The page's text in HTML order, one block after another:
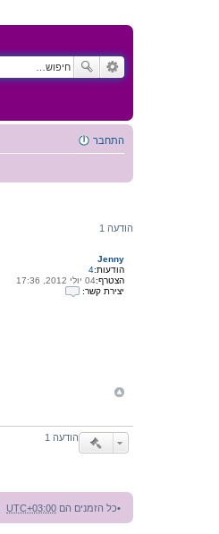
התחבר
הודעה 1
Jenny
הודעות:4
הצטרף:04 יולי 2012, 17:36
יצירת קשר:
n
y
הודעה 1
כל הזמנים הם UTC+03:00